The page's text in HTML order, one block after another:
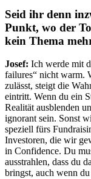
Seid ihr denn
Punkt, wo der
kein Thema
Josef: Ich werde mit
failures“ nicht warm.
zulässt, steigt die
eintritt. Wenn du ein
Realität ausblenden
ignorant sein. Sonst
speziell fürs
Investoren, die wir
in Confidence. Du
ausstrahlen, dass du
bringst, auch wenn